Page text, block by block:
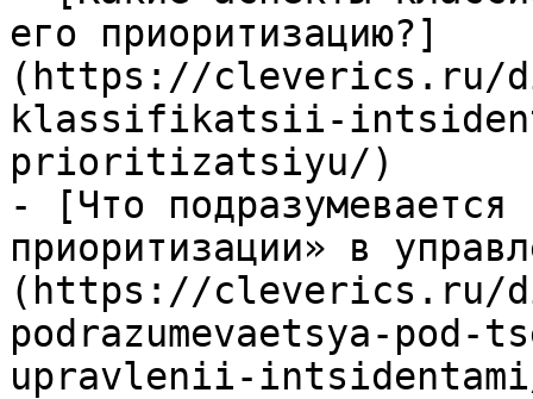
его приоритизацию?]
(https://cleverics.ru/
klassifikatsii-
prioritizatsiyu/)
- [Что подразумевается
приоритизации» в
(https://cleverics.ru/
podrazumevaetsya-
upravlenii-